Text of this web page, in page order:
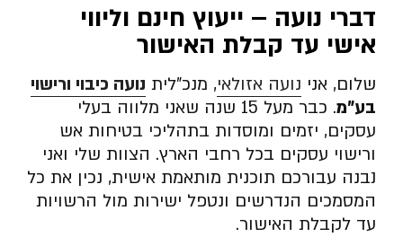
דברי נועה – ייעוץ חינם וליווי
אישי עד קבלת האישור
שלום, אני נועה אזולאי, מנכ”לית נועה כיבוי ורישוי
בע”מ
. כבר מעל 15 שנה שאני מלווה בעלי
עסקים, יזמים ומוסדות בתהליכי בטיחות אש
ורישוי עסקים בכל רחבי הארץ. הצוות שלי ואני
נבנה עבורכם תוכנית מותאמת אישית, נכין את כל
המסמכים הנדרשים ונטפל ישירות מול הרשויות
עד לקבלת האישור.